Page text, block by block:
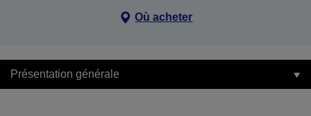
Où acheter
Présentation générale